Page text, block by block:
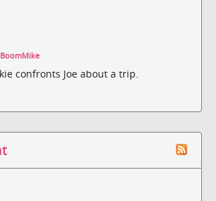
BoomMike
confronts Joe about a trip.